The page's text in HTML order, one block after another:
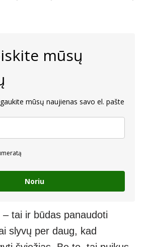
mūsų
mūsų naujienas savo el. pašte
Noriu
tai ir būdas panaudoti
slyvų per daug, kad